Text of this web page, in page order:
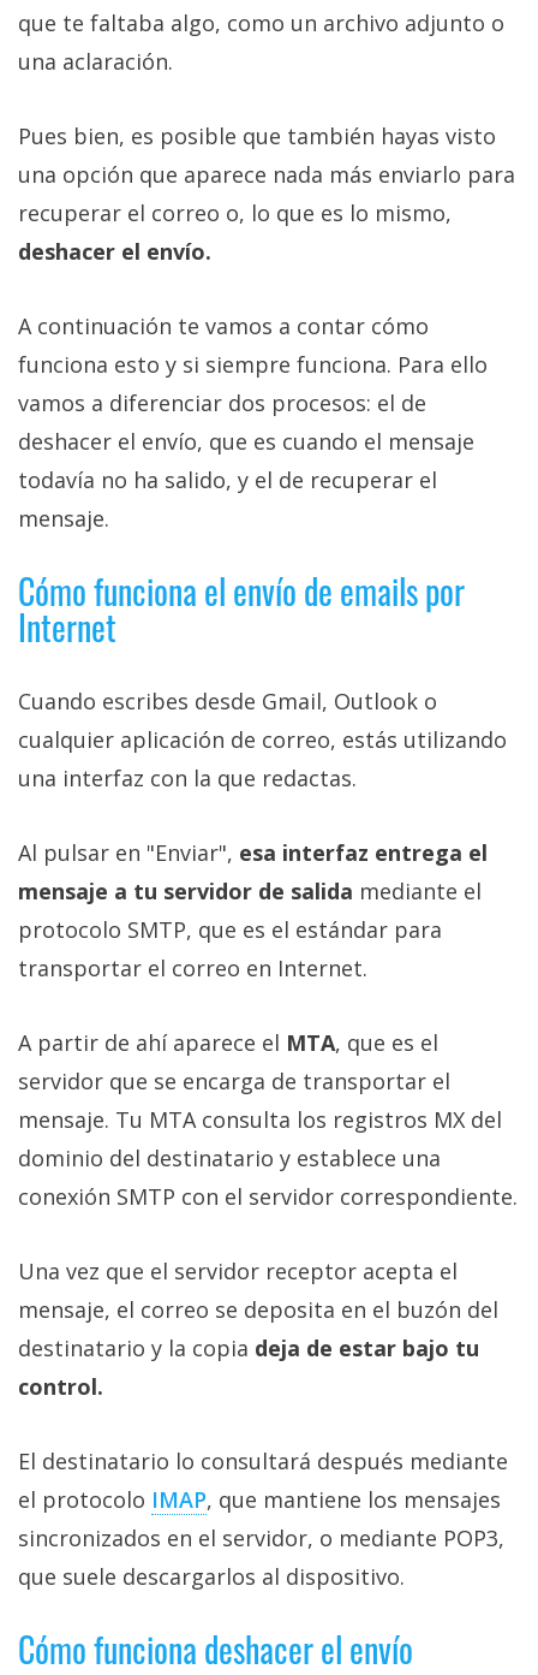
que te faltaba algo, como un archivo adjunto o
una aclaración.
Pues bien, es posible que también hayas visto
una opción que aparece nada más enviarlo para
recuperar el correo o, lo que es lo mismo,
deshacer el envío.
A continuación te vamos a contar cómo
funciona esto y si siempre funciona. Para ello
vamos a diferenciar dos procesos: el de
deshacer el envío, que es cuando el mensaje
todavía no ha salido, y el de recuperar el
mensaje.
Cómo funciona el envío de emails por
Internet
Cuando escribes desde Gmail, Outlook o
cualquier aplicación de correo, estás utilizando
una interfaz con la que redactas.
Al pulsar en "Enviar", esa interfaz entrega el
mensaje a tu servidor de salida mediante el
protocolo SMTP, que es el estándar para
transportar el correo en Internet.
A partir de ahí aparece el MTA, que es el
servidor que se encarga de transportar el
mensaje. Tu MTA consulta los registros MX del
dominio del destinatario y establece una
conexión SMTP con el servidor correspondiente.
Una vez que el servidor receptor acepta el
mensaje, el correo se deposita en el buzón del
destinatario y la copia deja de estar bajo tu
control.
El destinatario lo consultará después mediante
el protocolo IMAP‎, que mantiene los mensajes
sincronizados en el servidor, o mediante POP3,
que suele descargarlos al dispositivo.
Cómo funciona deshacer el envío